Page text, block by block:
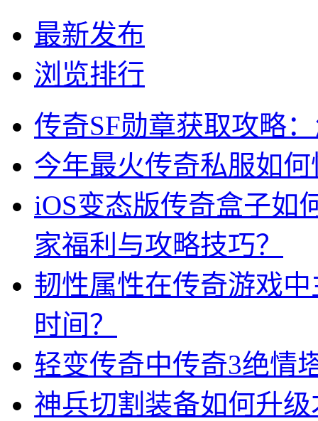
最新发布
浏览排行
传奇SF勋章获取攻略
今年最火传奇私服如
iOS变态版传奇盒子如
家福利与攻略技巧？
韧性属性在传奇游戏
时间？
轻变传奇中传奇3绝情
神兵切割装备如何升